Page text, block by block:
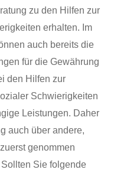
zu den Hilfen zur
erhalten. Im
auch bereits die
für die Gewährung
den Hilfen zur
Schwierigkeiten
Leistungen. Daher
auch über andere,
genommen
Sie folgende